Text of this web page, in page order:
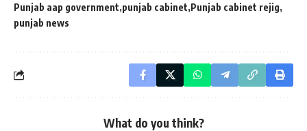
Punjab aap government punjab cabinet Punjab cabinet rejig
punjab news
What do you think?